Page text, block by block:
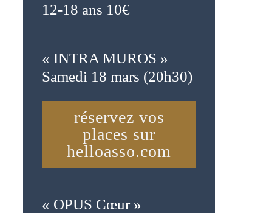
12-18 ans 10€
« INTRA MUROS »
Samedi 18 mars (20h30)
réservez vos
places sur
helloasso.com
« OPUS Cœur »